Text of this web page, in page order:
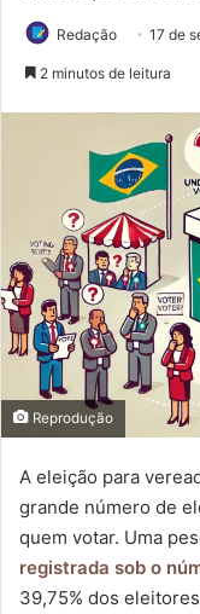
Redação 17 de
2 minutos de leitura
Reprodução
A eleição para
grande número de
quem votar. Uma
registrada sob o
39,75% dos